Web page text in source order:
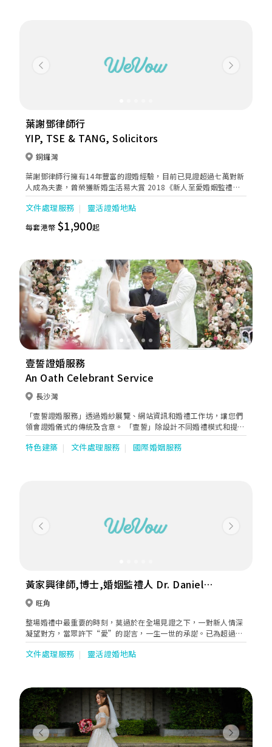
Previous Next
葉謝鄧律師行
YIP, TSE & TANG, Solicitors
銅鑼灣
葉謝鄧律師行擁有14年豐富的證婚經驗，目前已見證超過七萬對新
人成為夫妻，曾榮獲新婚生活易大賞 2018《新人至愛婚姻監禮人
服務》大獎，可見其具備一定的服務質素和專業水平。葉謝鄧律師
行有超過20個證婚律師，位位都十分專業及細心，形象和表現風格
都各有特色，當中孫楚雍律師更是律師行的皇牌。
文件處理服務 靈活證婚地點
每套港幣 $1,900起
Previous Next
壹誓證婚服務
An Oath Celebrant Service
長沙灣
「壹誓證婚服務」透過婚紗展覽、網站資訊和婚禮工作坊，讓您們
領會證婚儀式的傳統及含意。 「壹誓」除設計不同婚禮模式和提供
最詳盡的證婚律師資料予您們細心選擇外，壹誓的客戶服務中心專
注解答您們的查詢，及善用資訊科技，以提升服務水平。 壹誓透過
特色建築 文件處理服務 國際婚姻服務
Previous Next
黃家興律師,博士,婚姻監禮人 Dr. Daniel
Wong 黃律師事務所 Wong & Co.
旺角
整場婚禮中最重要的時刻，莫過於在全場見證之下，一對新人情深
凝望對方，當眾許下“愛”的諾言，一生一世的承諾。已為超過
3,500 對新人證婚黃家興律師， 7 年來走遍全港 99.99% 的證婚場
所，甚至在部分場地留下過百次的證婚足跡。他深信對於新人而
文件處理服務 靈活證婚地點
Previous Next